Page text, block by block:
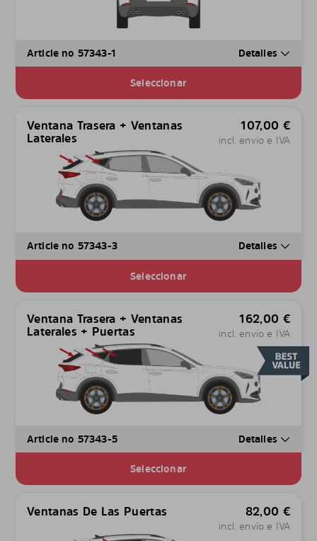
Article no 57343-1 Detalles
Seleccionar
Ventana Trasera + Ventanas
Laterales
107,00 €
incl. envío e IVA
Article no 57343-3 Detalles
Seleccionar
Ventana Trasera + Ventanas
Laterales + Puertas
162,00 €
incl. envío e IVA
Article no 57343-5 Detalles
Seleccionar
Ventanas De Las Puertas 82,00 €
incl. envío e IVA